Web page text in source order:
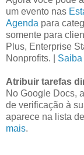
um evento nas
Agenda para
somente para
Plus, Enterprise
Nonprofits. |
Atribuir tarefas
No Google Docs,
de verificação à
aparece na lista
mais.